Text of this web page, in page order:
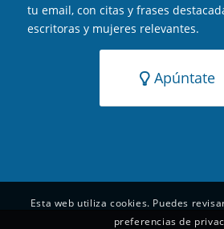
tu email, con citas y frases
escritoras y mujeres relevantes.
Apúntate
Esta web utiliza cookies. Puedes
preferencias de